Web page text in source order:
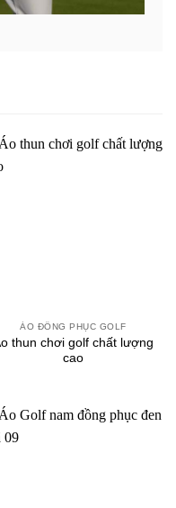
ÁO ĐỒNG PHỤC GOLF
thun chơi golf chất lượng
cao